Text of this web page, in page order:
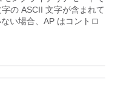
の ASCII 文字が含まれて
い場合、AP はコントロ